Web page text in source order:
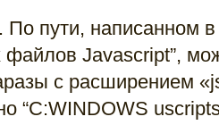
пути, написанном в
файлов Javascript”,
с расширением
“C:WINDOWS